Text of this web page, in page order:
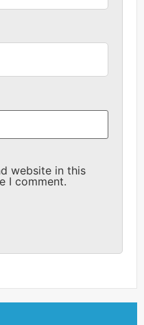
website in this
I comment.